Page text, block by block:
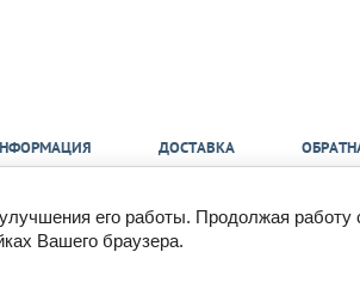
ДОСТАВКА
mail@350bar.ru
его работы. Продолжая
Вашего браузера.